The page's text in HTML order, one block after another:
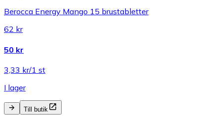
Berocca Energy Mango 15 brustabletter
62 kr
50 kr
3,33 kr/1 st
I lager
Till butik